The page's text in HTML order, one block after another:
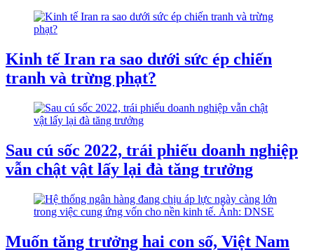
Kinh tế Iran ra sao dưới sức ép chiến
tranh và trừng phạt?
Sau cú sốc 2022, trái phiếu doanh nghiệp
vẫn chật vật lấy lại đà tăng trưởng
Muốn tăng trưởng hai con số, Việt Nam